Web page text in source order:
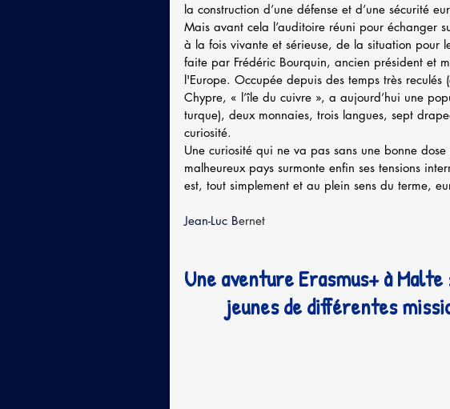
la construction d’une défense et d’une sécurité
Mais avant cela l’auditoire réuni pour échanger
à la fois vivante et sérieuse, de la situation pour
faite par Frédéric Bourquin, ancien président et
l'Europe. Occupée depuis des temps très
Chypre, « l’île du cuivre », a aujourd’hui une
turque), deux monnaies, trois langues, sept
curiosité.
Une curiosité qui ne va pas sans une bonne
malheureux pays surmonte enfin ses tensions
est, tout simplement et au plein sens du terme,
Jean-Luc Bernet
Une aventure Erasmus+ à
jeunes de différentes